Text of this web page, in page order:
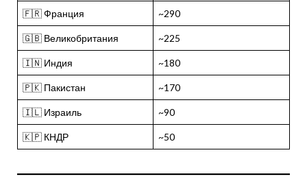
🇫🇷 Франция ~290
🇬🇧 Великобритания ~225
🇮🇳 Индия ~180
🇵🇰 Пакистан ~170
🇮🇱 Израиль ~90
🇰🇵 КНДР ~50